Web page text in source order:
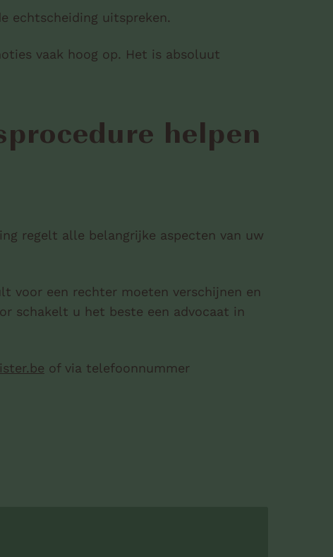
echtscheiding uitspreken.
vaak hoog op. Het is absoluut
helpen
regelt alle belangrijke aspecten van uw
voor een rechter moeten verschijnen en
schakelt u het beste een advocaat in
of via telefoonnummer